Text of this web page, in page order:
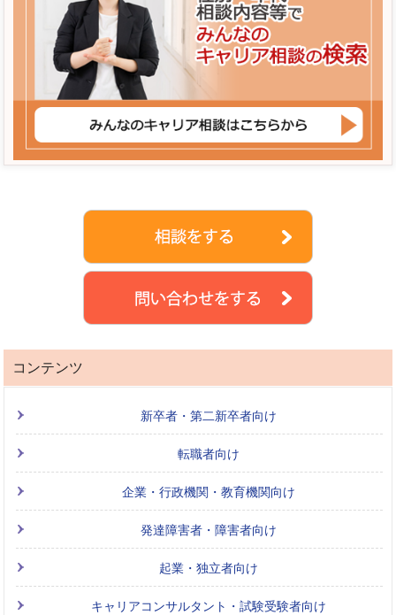
コンテンツ
新卒者・第二新卒者向け
転職者向け
企業・行政機関・教育機関向け
発達障害者・障害者向け
起業・独立者向け
キャリアコンサルタント・試験受験者向け